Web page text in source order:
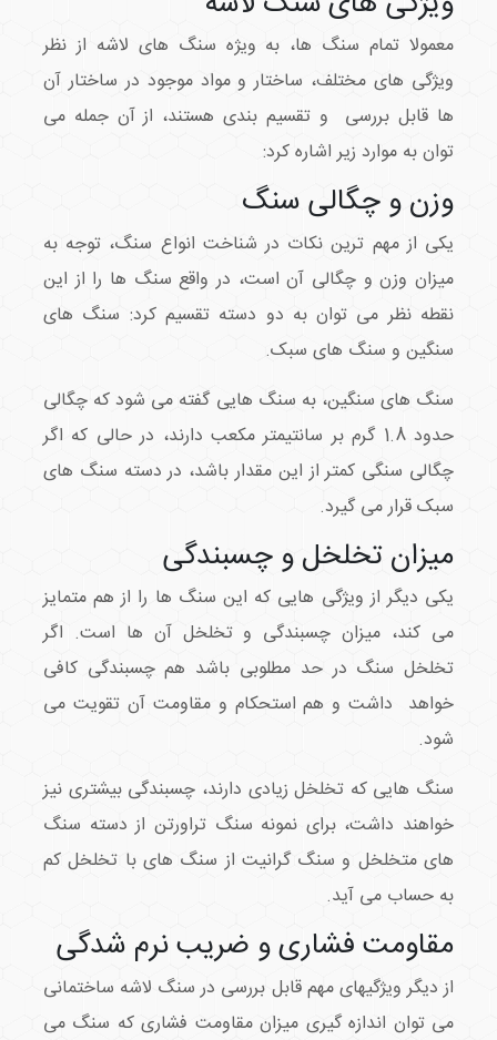
معمولا تمام سنگ ها، به ویژه سنگ های لاشه از نظر
ویژگی های مختلف، ساختار و مواد موجود در ساختار آن
ها قابل بررسی و تقسیم بندی هستند، از آن جمله می
توان به موارد زیر اشاره کرد:
وزن و چگالی سنگ
یکی از مهم ترین نکات در شناخت انواع سنگ، توجه به
میزان وزن و چگالی آن است، در واقع سنگ ها را از این
نقطه نظر می توان به دو دسته تقسیم کرد: سنگ های
سنگین و سنگ های سبک.
سنگ های سنگین، به سنگ هایی گفته می شود که چگالی
حدود 1.8 گرم بر سانتیمتر مکعب دارند، در حالی که اگر
چگالی سنگی کمتر از این مقدار باشد، در دسته سنگ های
سبک قرار می گیرد.
میزان تخلخل و چسبندگی
یکی دیگر از ویژگی هایی که این سنگ ها را از هم متمایز
می کند، میزان چسبندگی و تخلخل آن ها است. اگر
تخلخل سنگ در حد مطلوبی باشد هم چسبندگی کافی
خواهد داشت و هم استحکام و مقاومت آن تقویت می
شود.
سنگ هایی که تخلخل زیادی دارند، چسبندگی بیشتری نیز
خواهند داشت، برای نمونه سنگ تراورتن از دسته سنگ
های متخلخل و سنگ گرانیت از سنگ های با تخلخل کم
به حساب می آید.
مقاومت فشاری و ضریب نرم شدگی
از دیگر ویژگیهای مهم قابل بررسی در سنگ لاشه ساختمانی
می توان اندازه گیری میزان مقاومت فشاری که سنگ می